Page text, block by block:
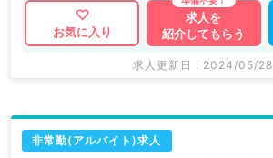
お気に入り
求人を
紹介してもらう
求人更新日 : 2024/05/28
非常勤(アルバイト)求人